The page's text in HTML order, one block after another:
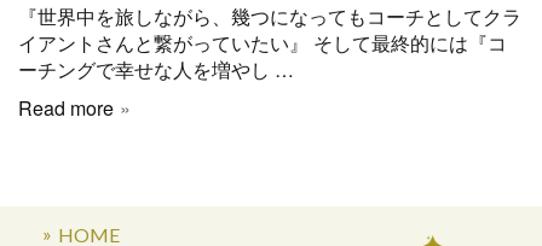
『世界中を旅しながら、幾つになってもコーチとしてクラ
イアントさんと繋がっていたい』 そして最終的には『コ
ーチングで幸せな人を増やし …
Read more
HOME